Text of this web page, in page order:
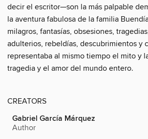
decir el escritor—son la más palpable
la aventura fabulosa de la familia
milagros, fantasías, obsesiones,
adulterios, rebeldías, descubrimientos y
representaba al mismo tiempo el mito y
tragedia y el amor del mundo entero.
CREATORS
Gabriel García Márquez
Author